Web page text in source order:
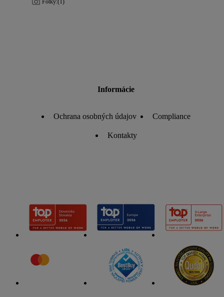
Fotky:(1)
Informácie
Ochrana osobných údajov Compliance
Kontakty